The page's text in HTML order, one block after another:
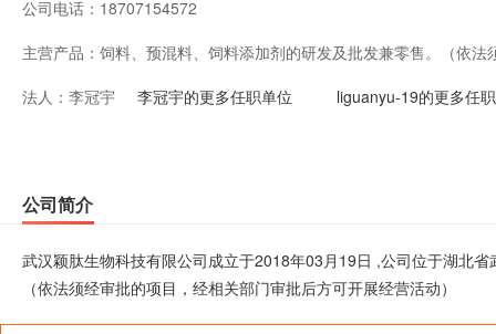
公司电话： 18707154572
主营产品： 饲料、预混料、饲料添加剂的研发及批发兼零售。（依
方可开展经营活动）
法人： 李冠宇 李冠宇的更多任职单位 liguanyu-19的更多任
公司简介
武汉颖肽生物科技有限公司成立于2018年03月19日 ,公司位于湖北
（依法须经审批的项目，经相关部门审批后方可开展经营活动）